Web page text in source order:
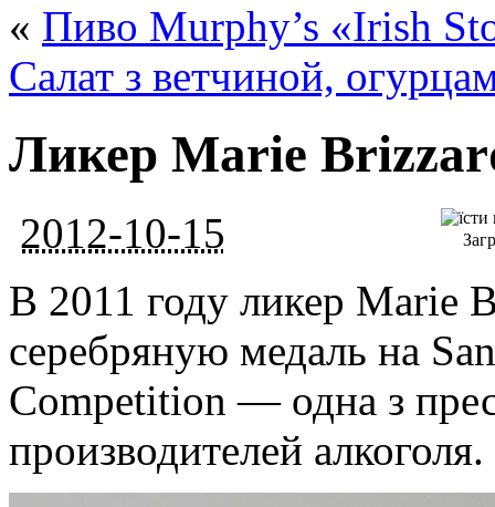
« Пиво Murphy’s «Irish
Салат з ветчиной,
Ликер Marie
2012-10-15
В 2011 году ликер Marie
серебряную медаль на
Competition — одна з
производителей алкоголя.